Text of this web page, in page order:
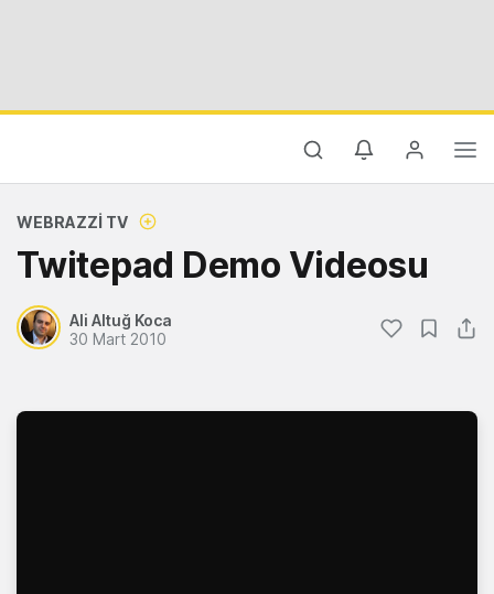
WEBRAZZI TV
Twitepad Demo Videosu
Ali Altuğ Koca
30 Mart 2010